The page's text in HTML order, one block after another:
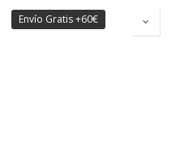
Envío Gratis +60€